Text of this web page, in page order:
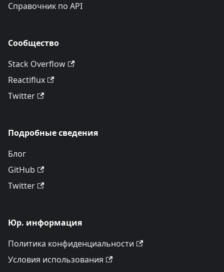
Справочник по API
Сообщество
Stack Overflow
Reactiflux
Twitter
Подробные сведения
Блог
GitHub
Twitter
Юр. информация
Политика конфиденциальности
Условия использования